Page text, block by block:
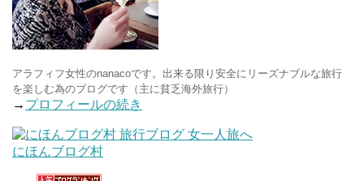
アラフィフ女性のnanacoです。出来る限り安全にリーズナブルな旅行
を楽しむ為のブログです（主に貧乏海外旅行）
→ プロフィールの続き
にほんブログ村